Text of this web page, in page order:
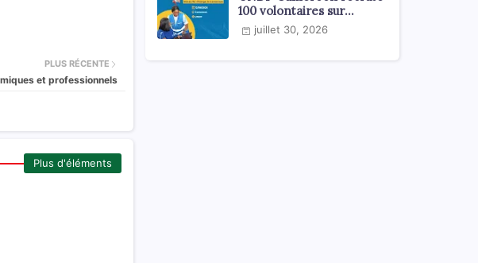
PLUS RÉCENTE
et professionnels
Plus d'éléments
100 volontaires sur
l'échelle du territoire
national
juillet 30, 2026